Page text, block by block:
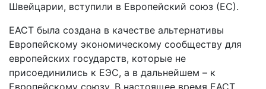
Швейцарии, вступили в Европейский союз (ЕС).
ЕАСТ была создана в качестве альтернативы
Европейскому экономическому сообществу для
европейских государств, которые не
присоединились к ЕЭС, а в дальнейшем – к
Европейскому союзу. В настоящее время ЕАСТ